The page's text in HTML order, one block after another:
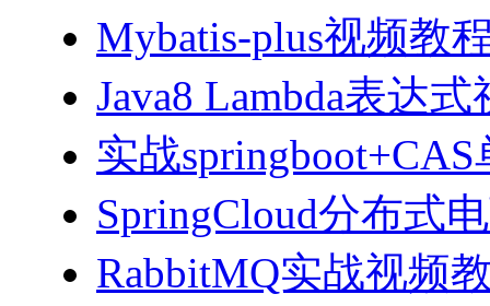
Mybatis-plus视频教
Java8 Lambda表达
实战
SpringCloud分布式
RabbitMQ实战视频